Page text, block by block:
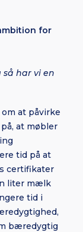
for
har vi en
at påvirke
at møbler
tid på at
certifikater
liter mælk
tid i
bæredygtig